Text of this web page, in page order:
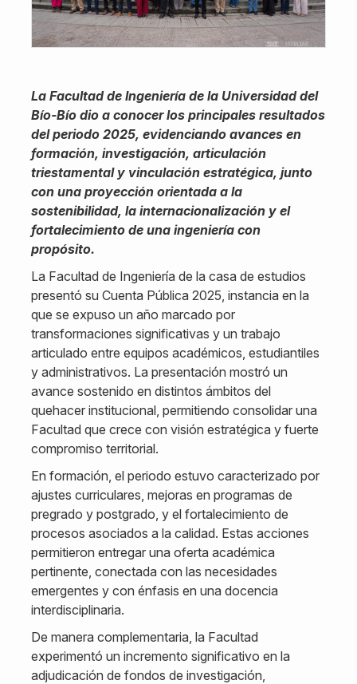
La Facultad de Ingeniería de la Universidad del
Bío-Bío dio a conocer los principales resultados
del periodo 2025, evidenciando avances en
formación, investigación, articulación
triestamental y vinculación estratégica, junto
con una proyección orientada a la
sostenibilidad, la internacionalización y el
fortalecimiento de una ingeniería con
propósito.
La Facultad de Ingeniería de la casa de estudios
presentó su Cuenta Pública 2025, instancia en la
que se expuso un año marcado por
transformaciones significativas y un trabajo
articulado entre equipos académicos, estudiantiles
y administrativos. La presentación mostró un
avance sostenido en distintos ámbitos del
quehacer institucional, permitiendo consolidar una
Facultad que crece con visión estratégica y fuerte
compromiso territorial.
En formación, el periodo estuvo caracterizado por
ajustes curriculares, mejoras en programas de
pregrado y postgrado, y el fortalecimiento de
procesos asociados a la calidad. Estas acciones
permitieron entregar una oferta académica
pertinente, conectada con las necesidades
emergentes y con énfasis en una docencia
interdisciplinaria.
De manera complementaria, la Facultad
experimentó un incremento significativo en la
adjudicación de fondos de investigación,